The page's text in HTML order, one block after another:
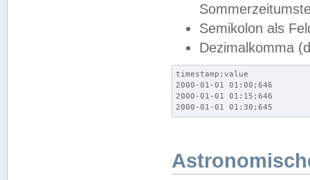
Semikolon als
Dezimalkomma
timestamp;value
2000-01-01 01:00;646
2000-01-01 01:15;646
2000-01-01 01:30;645